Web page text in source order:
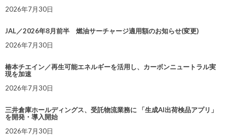
2026年7月30日
JAL／2026年8月前半 燃油サーチャージ適用額のお知らせ(変更)
2026年7月30日
椿本チエイン／再生可能エネルギーを活用し、カーボンニュートラル実
現を加速
2026年7月30日
三井倉庫ホールディングス、受託物流業務に 「生成AI出荷検品アプリ」
を開発・導入開始
2026年7月30日